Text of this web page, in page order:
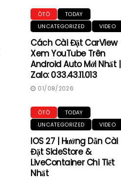
ÔTÔ
TODAY
UNCATEGORIZED
VIDEO
Cách Cài Đặt CarView
Xem YouTube Trên
Android Auto Mới Nhất |
Zalo: 033.43.11.013
01/08/2026
ÔTÔ
TODAY
UNCATEGORIZED
VIDEO
IOS 27 | Hướng Dẫn Cài
Đặt SideStore &
LiveContainer Chi Tiết
Nhất